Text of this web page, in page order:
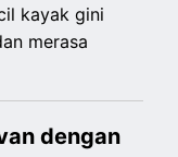
kayak gini
merasa
dengan